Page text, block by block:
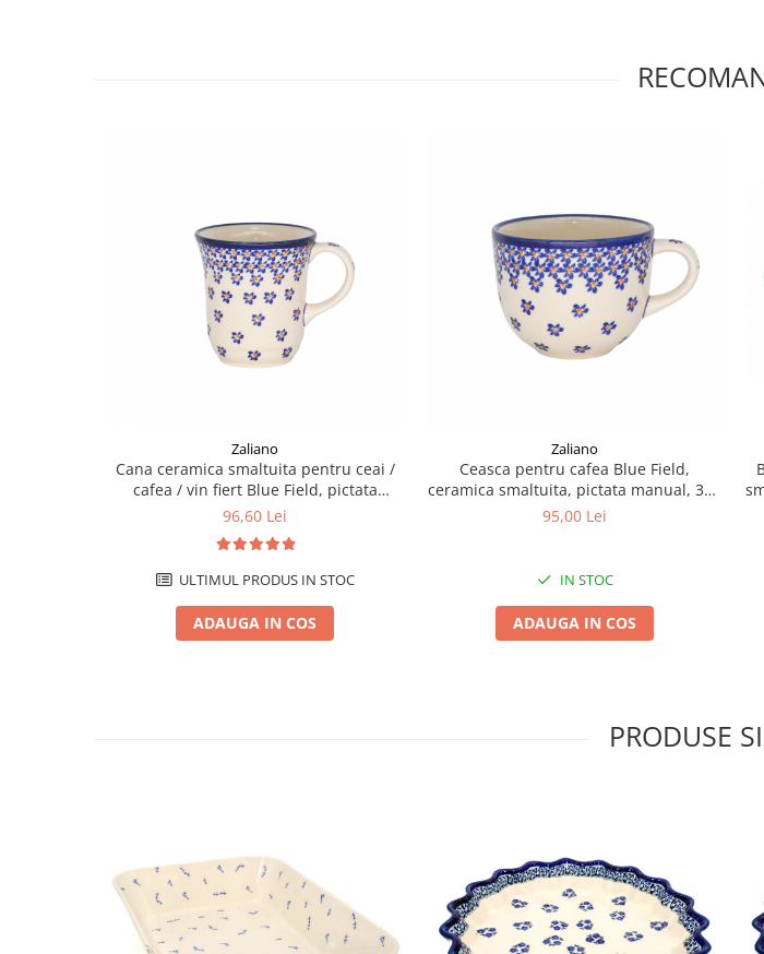
Zaliano
Cana ceramica smaltuita pentru ceai /
cafea / vin fiert Blue Field, pictata
manual, 300 ml
96,60 Lei
ULTIMUL PRODUS IN STOC
ADAUGA IN COS
Zaliano
Ceasca pentru cafea Blue Field,
ceramica smaltuita, pictata manual, 350
ml
95,00 Lei
IN STOC
ADAUGA IN COS
PRODUSE